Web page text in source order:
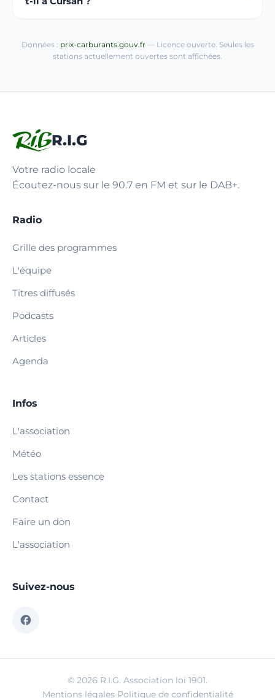
Données : prix-carburants.gouv.fr— Licence ouverte. Seules les
stations actuellement ouvertes sont affichées.
R.I.G
Votre radio locale
Écoutez-nous sur le 90.7 en FM et sur le DAB+.
Radio
Grille des programmes
L'équipe
Titres diffusés
Podcasts
Articles
Agenda
Infos
L'association
Météo
Les stations essence
Contact
Faire un don
L'association
Suivez-nous
© 2026 R.I.G. Association loi 1901.
Mentions légales·Politique de confidentialité